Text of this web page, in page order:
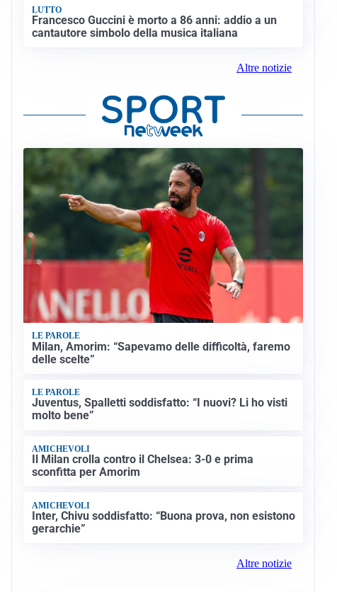
LUTTO
Francesco Guccini è morto a 86 anni: addio a un
cantautore simbolo della musica italiana
Altre notizie
LE PAROLE
Milan, Amorim: “Sapevamo delle difficoltà, faremo
delle scelte”
LE PAROLE
Juventus, Spalletti soddisfatto: “I nuovi? Li ho visti
molto bene”
AMICHEVOLI
Il Milan crolla contro il Chelsea: 3-0 e prima
sconfitta per Amorim
AMICHEVOLI
Inter, Chivu soddisfatto: “Buona prova, non esistono
gerarchie”
Altre notizie